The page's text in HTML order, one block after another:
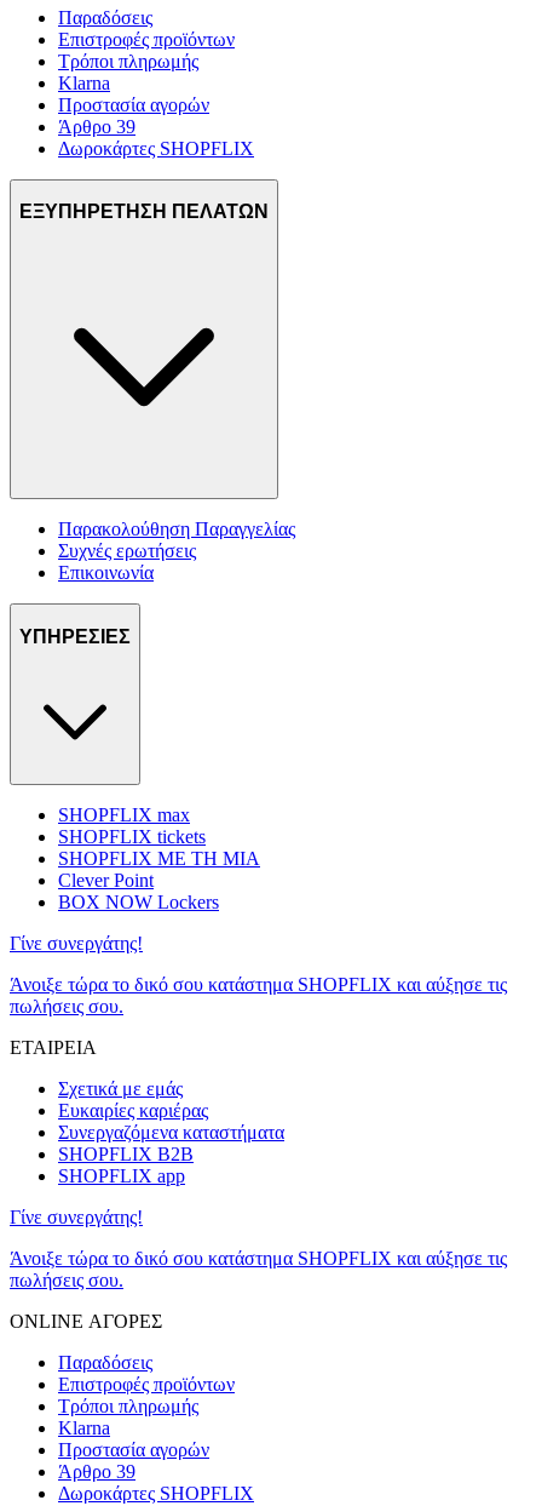
Παραδόσεις
Επιστροφές προϊόντων
Τρόποι πληρωμής
Klarna
Προστασία αγορών
Άρθρο 39
Δωροκάρτες SHOPFLIX
ΕΞΥΠΗΡΕΤΗΣΗ ΠΕΛΑΤΩΝ
Παρακολούθηση Παραγγελίας
Συχνές ερωτήσεις
Επικοινωνία
ΥΠΗΡΕΣΙΕΣ
SHOPFLIX max
SHOPFLIX tickets
SHOPFLIX ΜΕ ΤΗ ΜΙΑ
Clever Point
BOX NOW Lockers
Γίνε συνεργάτης!
Άνοιξε τώρα το δικό σου κατάστημα SHOPFLIX και αύξησε τις
πωλήσεις σου.
ΕΤΑΙΡΕΙΑ
Σχετικά με εμάς
Ευκαιρίες καριέρας
Συνεργαζόμενα καταστήματα
SHOPFLIX B2B
SHOPFLIX app
Γίνε συνεργάτης!
Άνοιξε τώρα το δικό σου κατάστημα SHOPFLIX και αύξησε τις
πωλήσεις σου.
ONLINE ΑΓΟΡΕΣ
Παραδόσεις
Επιστροφές προϊόντων
Τρόποι πληρωμής
Klarna
Προστασία αγορών
Άρθρο 39
Δωροκάρτες SHOPFLIX